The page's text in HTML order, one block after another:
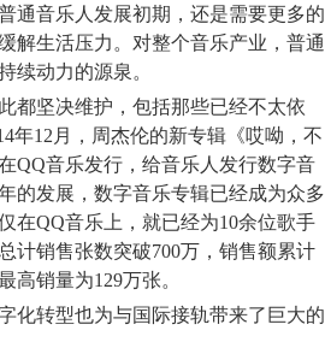
通音乐人发展初期，还是需要更多的
解生活压力。对整个音乐产业，普通
续动力的源泉。
都坚决维护，包括那些已经不太依
年12月，周杰伦的新专辑《哎呦，不
QQ音乐发行，给音乐人发行数字音
的发展，数字音乐专辑已经成为众多
在QQ音乐上，就已经为10余位歌手
计销售张数突破700万，销售额累计
高销量为129万张。
化转型也为与国际接轨带来了巨大的